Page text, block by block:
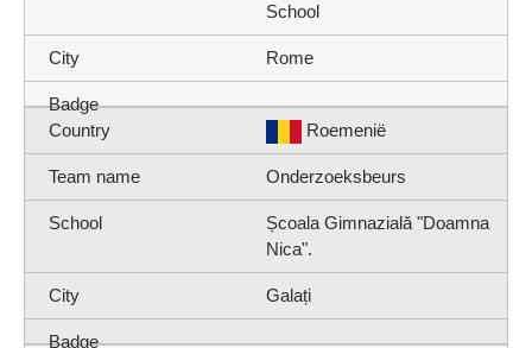
School
Rome
Roemenië
Onderzoeksbeurs
Școala Gimnazială "Doamna
Nica".
Galați